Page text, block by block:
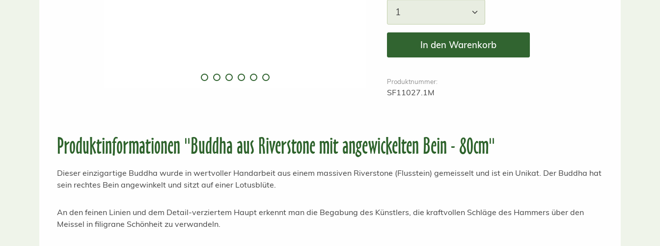
Produkt Anzahl: Gib den gewünschten Wert ein
In den Warenkorb
Produktnummer:
SF11027.1M
Produktinformationen "Buddha aus Riverstone mit angewickelten Bein - 80cm"
Dieser einzigartige Buddha wurde in wertvoller Handarbeit aus einem massiven Riverstone (Flusstein) gemeisselt und ist ein Unikat. Der Buddha hat
sein rechtes Bein angewinkelt und sitzt auf einer Lotusblüte.
An den feinen Linien und dem Detail-verziertem Haupt erkennt man die Begabung des Künstlers, die kraftvollen Schläge des Hammers über den
Meissel in filigrane Schönheit zu verwandeln.